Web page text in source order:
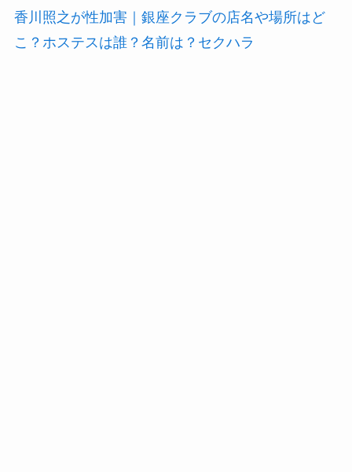
香川照之が性加害｜銀座クラブの店名や場所はど
こ？ホステスは誰？名前は？セクハラ